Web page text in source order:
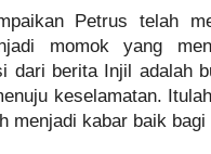
Petrus telah
momok yang
dari berita Injil adalah
keselamatan.
menjadi kabar baik